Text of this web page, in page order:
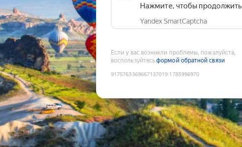
Нажмите, чтобы продолжить
Yandex SmartCaptcha
Если у вас возникли проблемы, пожалуйста,
воспользуйтесьформой обратной связи
9175763369667137019:1785996970